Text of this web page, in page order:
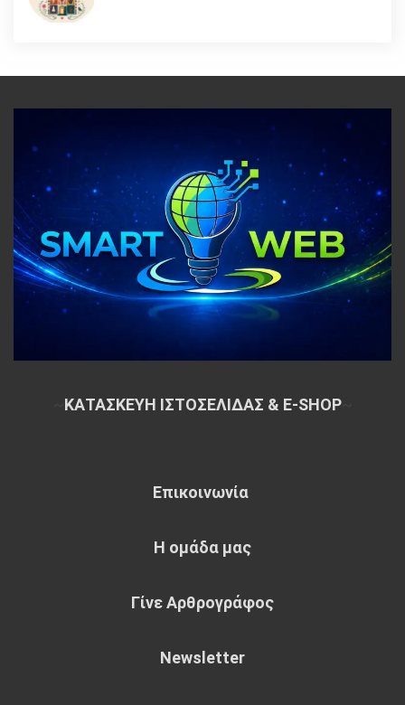
ΚΑΤΑΣΚΕΥΗ ΙΣΤΟΣΕΛΙΔΑΣ & E-SHOP~
Επικοινωνία
Η ομάδα μας
Γίνε Αρθρογράφος
Newsletter